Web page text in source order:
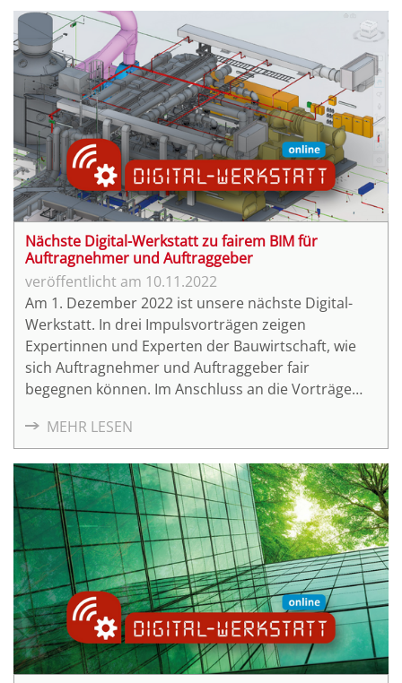
Nächste Digital-Werkstatt zu fairem BIM für
Auftragnehmer und Auftraggeber
10.11.2022
Am 1. Dezember 2022 ist unsere nächste Digital-
Werkstatt. In drei Impulsvorträgen zeigen
Expertinnen und Experten der Bauwirtschaft, wie
sich Auftragnehmer und Auftraggeber fair
begegnen können. Im Anschluss an die Vorträge
aus dem Publikum geben.
MEHR LESEN